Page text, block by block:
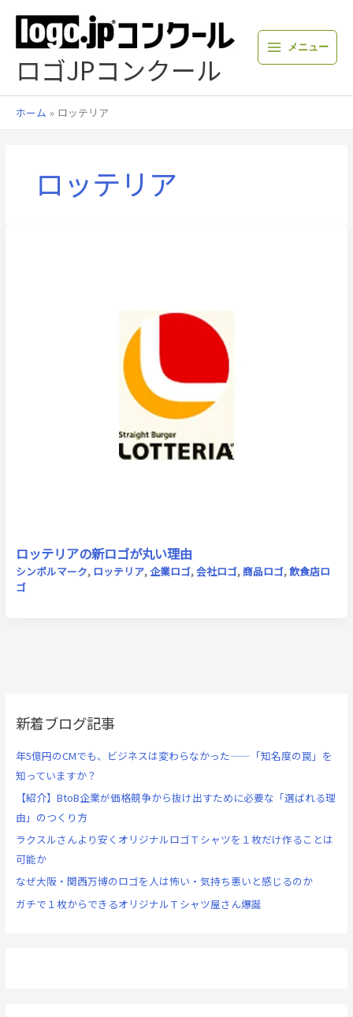
プ
ロゴJPコンクール
メニュー
ホーム ロッテリア
ロッテリア
ロッテリアの新ロゴが丸い理由
シンボルマーク, ロッテリア, 企業ロゴ,会社ロゴ, 商品ロゴ,飲食店ロ
ゴ
新着ブログ記事
年5億円のCMでも、ビジネスは変わらなかった——「知名度の罠」を
知っていますか？
【紹介】BtoB企業が価格競争から抜け出すために必要な「選ばれる理
由」のつくり方
ラクスルさんより安くオリジナルロゴＴシャツを１枚だけ作ることは
可能か
なぜ大阪・関西万博のロゴを人は怖い・気持ち悪いと感じるのか
ガチで１枚からできるオリジナルＴシャツ屋さん爆誕